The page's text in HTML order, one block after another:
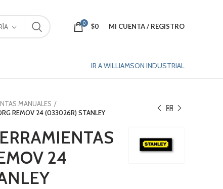
0 $0 MI CUENTA / REGISTRO
IR A WILLIAMSON INDUSTRIAL
MANUALES
REMOV 24 (033026R) STANLEY
24